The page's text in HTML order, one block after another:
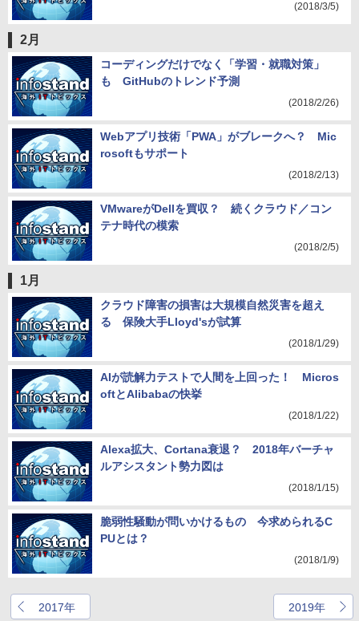
(2018/3/5)
2月
コーディングだけでなく「学習・就職対策」
も GitHubのトレンド予測
(2018/2/26)
Webアプリ技術「PWA」がブレークへ？ Mic
rosoftもサポート
(2018/2/13)
VMwareがDellを買収？ 続くクラウド／コン
テナ時代の模索
(2018/2/5)
1月
クラウド障害の損害は大規模自然災害を超え
る 保険大手Lloyd'sが試算
(2018/1/29)
AIが読解力テストで人間を上回った！ Micros
oftとAlibabaの快挙
(2018/1/22)
Alexa拡大、Cortana衰退？ 2018年バーチャ
ルアシスタント勢力図は
(2018/1/15)
脆弱性騒動が問いかけるもの 今求められるC
PUとは？
(2018/1/9)
2017年 2019年